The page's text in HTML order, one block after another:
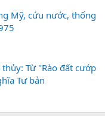
Mỹ, cứu nước, thống
Từ "Rào đất cướp
Tư bản